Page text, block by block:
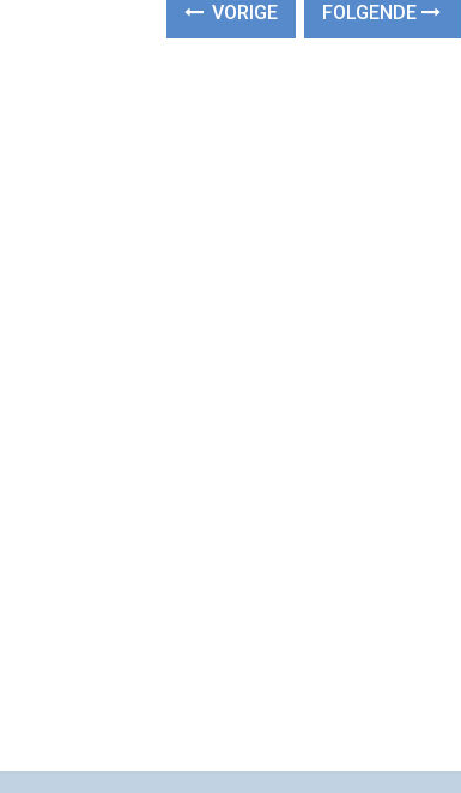
VORIGE FOLGENDE